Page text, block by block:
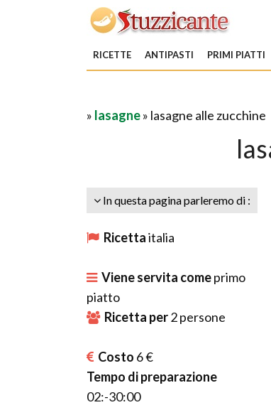
RICETTE ANTIPASTI PRIMI PIATTI
» lasagne» lasagne alle zucchine
In questa pagina parleremo di :
Ricettaitalia
Viene servita comeprimo
piatto
Ricetta per2persone
Costo 6 €
Tempo di preparazione
02:-30:00